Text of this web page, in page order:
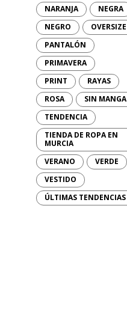
NARANJA
NEGRA
NEGRO
OVERSIZE
PANTALÓN
PRIMAVERA
PRINT
RAYAS
ROSA
SIN MANGA
TENDENCIA
TIENDA DE ROPA EN
MURCIA
VERANO
VERDE
VESTIDO
ÚLTIMAS TENDENCIAS